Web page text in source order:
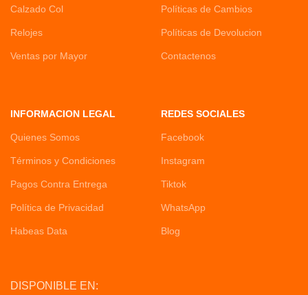
Calzado Col
Relojes
Ventas por Mayor
Políticas de Cambios
Políticas de Devolucion
Contactenos
INFORMACION LEGAL
Quienes Somos
Términos y Condiciones
Pagos Contra Entrega
Política de Privacidad
Habeas Data
REDES SOCIALES
Facebook
Instagram
Tiktok
WhatsApp
Blog
DISPONIBLE EN: